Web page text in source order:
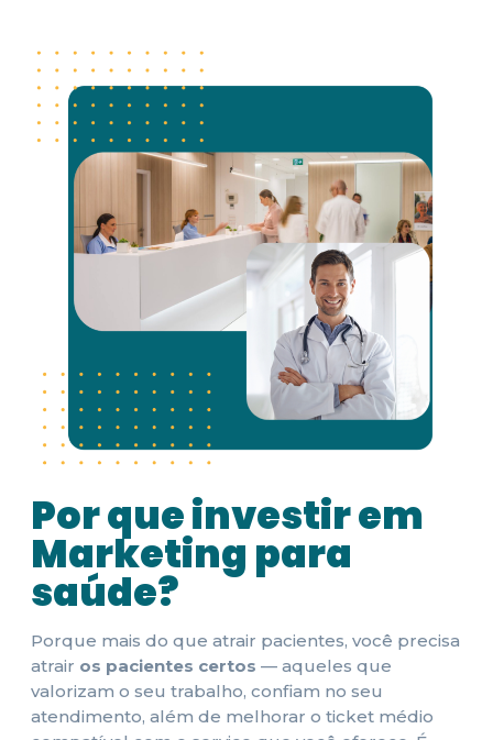
Por que investir em
Marketing para
saúde?
Porque mais do que atrair pacientes, você precisa
atrair os pacientes certos — aqueles que
valorizam o seu trabalho, confiam no seu
atendimento, além de melhorar o ticket médio